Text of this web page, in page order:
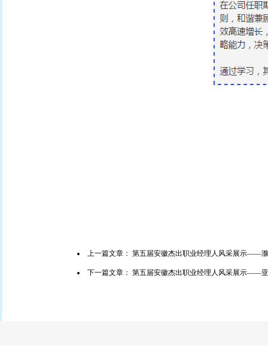
上一篇文章： 第五届安徽杰出职业经理人风采展示——
下一篇文章： 第五届安徽杰出职业经理人风采展示——